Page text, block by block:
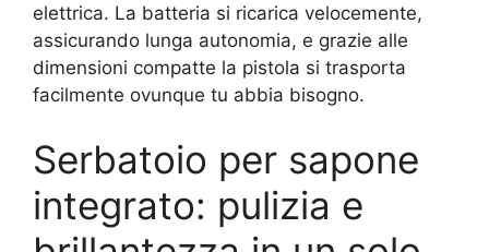
elettrica. La batteria si ricarica velocemente,
assicurando lunga autonomia, e grazie alle
dimensioni compatte la pistola si trasporta
facilmente ovunque tu abbia bisogno.
Serbatoio per sapone
integrato: pulizia e